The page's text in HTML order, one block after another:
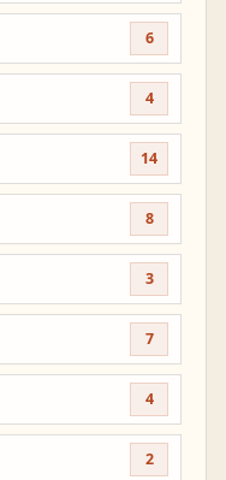
6
4
14
8
3
7
4
2